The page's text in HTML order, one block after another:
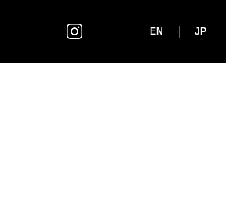
インスタグラム EN JP